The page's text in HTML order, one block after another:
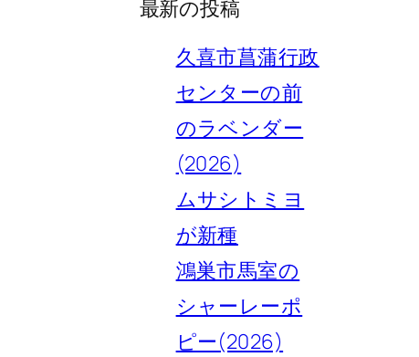
最新の投稿
久喜市菖蒲行政
センターの前
のラベンダー
(2026)
ムサシトミヨ
が新種
鴻巣市馬室の
シャーレーポ
ピー(2026)